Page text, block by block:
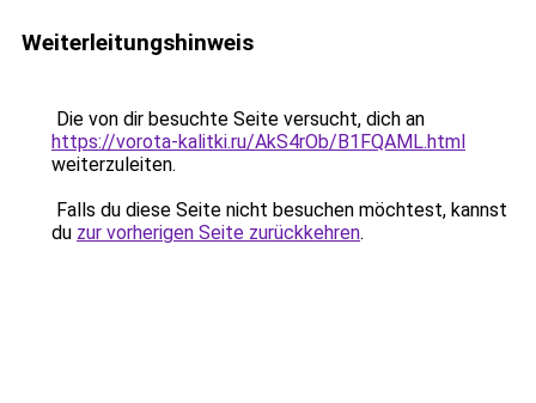
Weiterleitungshinweis
Die von dir besuchte Seite versucht, dich an
https://vorota-kalitki.ru/AkS4rOb/B1FQAML.html
weiterzuleiten.
Falls du diese Seite nicht besuchen möchtest, kannst
du zur vorherigen Seite zurückkehren.